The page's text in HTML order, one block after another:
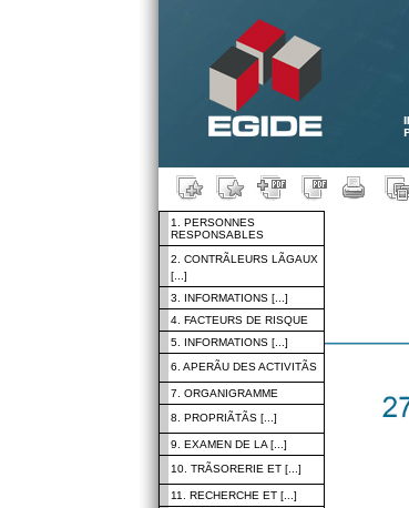
1. PERSONNES
RESPONSABLES
2. CONTRÃLEURS LÃGAUX
[...]
3. INFORMATIONS [...]
4. FACTEURS DE RISQUE
5. INFORMATIONS [...]
6. APERÃU DES ACTIVITÃS
7. ORGANIGRAMME
8. PROPRIÃTÃS [...]
9. EXAMEN DE LA [...]
10. TRÃSORERIE ET [...]
11. RECHERCHE ET [...]